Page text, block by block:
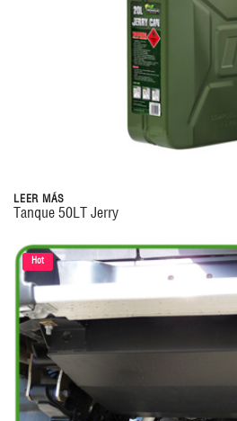
LEER MÁS
Tanque 50LT Jerry
Hot